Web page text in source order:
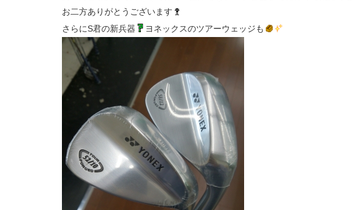
お二方ありがとうございます
さらにS君の新兵器
ヨネックスのツアーウェッジも